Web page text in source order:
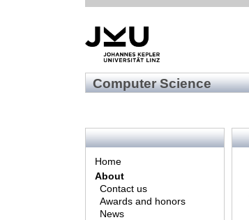
Computer Science
Home
About
Contact us
Awards and honors
News